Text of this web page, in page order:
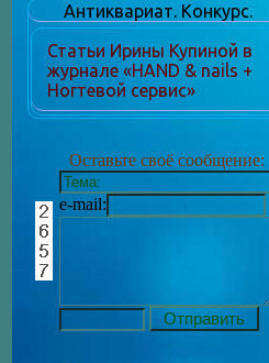
Антиквариат. Конкурс.
Статьи Ирины Купиной в
журнале «HAND & nails +
Ногтевой сервис»
Оставьте своё сообщение:
e-mail: